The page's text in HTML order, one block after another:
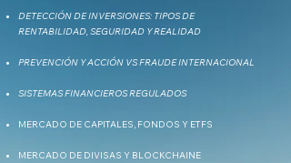
DETECCIÓN DE INVERSIONES: TIPOS DE
RENTABILIDAD, SEGURIDAD Y REALIDAD
PREVENCIÓN Y ACCIÓN VS FRAUDE INTERNACIONAL
SISTEMAS FINANCIEROS REGULADOS
MERCADO DE CAPITALES, FONDOS Y ETFS
MERCADO DE DIVISAS Y BLOCKCHAINE